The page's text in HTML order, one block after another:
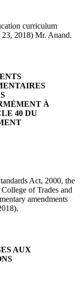
curriculum
23, 2018) Mr. Anand.
À
40 DU
Act, 2000, the
of Trades and
amendments
AUX